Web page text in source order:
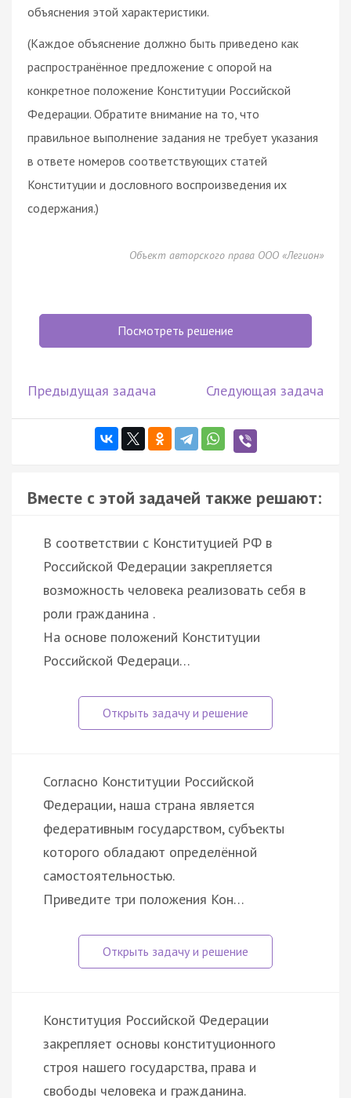
объяснения этой характеристики.
(Каждое объяснение должно быть приведено как
распространённое предложение с опорой на
конкретное положение Конституции Российской
Федерации. Обратите внимание на то, что
правильное выполнение задания не требует указания
в ответе номеров соответствующих статей
Конституции и дословного воспроизведения их
содержания.)
Объект авторского права ООО «Легион»
Посмотреть решение
Предыдущая задача Следующая задача
Вместе с этой задачей также решают:
В соответствии с Конституцией РФ в
Российской Федерации закрепляется
возможность человека реализовать себя в
роли гражданина .
На основе положений Конституции
Российской Федераци…
Согласно Конституции Российской
Федерации, наша страна является
федеративным государством, субъекты
которого обладают определённой
самостоятельностью.
Приведите три положения Кон…
Конституция Российской Федерации
закрепляет основы конституционного
строя нашего государства, права и
свободы человека и гражданина.